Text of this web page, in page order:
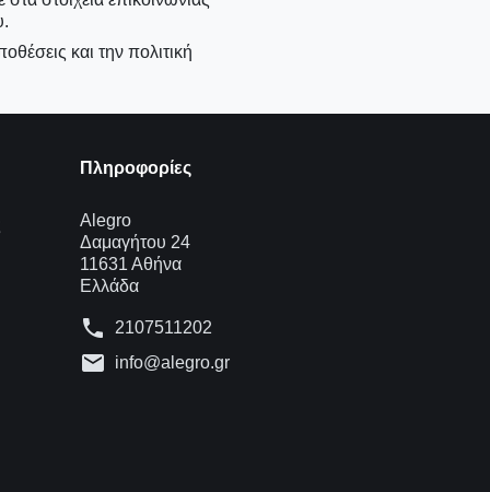
και την πολιτική
Πληροφορίες
Alegro
Δαμαγήτου 24
11631 Αθήνα
Ελλάδα
phone 2107511202
mail info@alegro.gr